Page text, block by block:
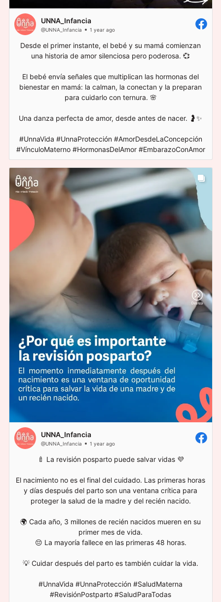
UNNA_Infancia
@UNNA_Infancia 1 year ago
Desde el primer instante, el bebé y su mamá comienzan
una historia de amor silenciosa pero poderosa. 💞
El bebé envía señales que multiplican las hormonas del
bienestar en mamá: la calman, la conectan y la preparan
para cuidarlo con ternura. 🌸
Una danza perfecta de amor, desde antes de nacer. 🤰✨
#UnnaVida #UnnaProtección #AmorDesdeLaConcepción
#VínculoMaterno #HormonasDelAmor #EmbarazoConAmor
UNNA_Infancia
@UNNA_Infancia 1 year ago
🍼 La revisión posparto puede salvar vidas 💜
El nacimiento no es el final del cuidado. Las primeras horas
y días después del parto son una ventana crítica para
proteger la salud de la madre y del recién nacido.
🌍 Cada año, 3 millones de recién nacidos mueren en su
primer mes de vida.
😔 La mayoría fallece en las primeras 48 horas.
💡 Cuidar después del parto es también cuidar la vida.
#UnnaVida #UnnaProtección #SaludMaterna
#RevisiónPostparto #SaludParaTodas